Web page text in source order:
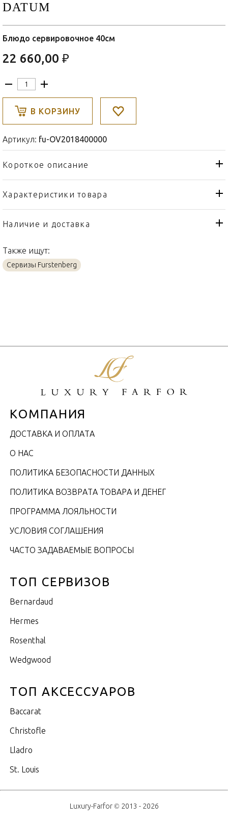
DATUM
Блюдо сервировочное 40см
22 660,00 ₽
В КОРЗИНУ
Артикул: fu-OV2018400000
Короткое описание
Характеристики товара
Тип товара
Блюдо
Бренд
Страна производителя
Материал
Наличие и доставка
Также ищут:
Сервизы Furstenberg
КОМПАНИЯ
ДОСТАВКА И ОПЛАТА
О НАС
ПОЛИТИКА БЕЗОПАСНОСТИ ДАННЫХ
ПОЛИТИКА ВОЗВРАТА ТОВАРА И ДЕНЕГ
ПРОГРАММА ЛОЯЛЬНОСТИ
УСЛОВИЯ СОГЛАШЕНИЯ
ЧАСТО ЗАДАВАЕМЫЕ ВОПРОСЫ
ТОП СЕРВИЗОВ
Bernardaud
Hermes
Rosenthal
Wedgwood
ТОП АКСЕССУАРОВ
Baccarat
Christofle
Lladro
St. Louis
Luxury-Farfor © 2013 - 2026